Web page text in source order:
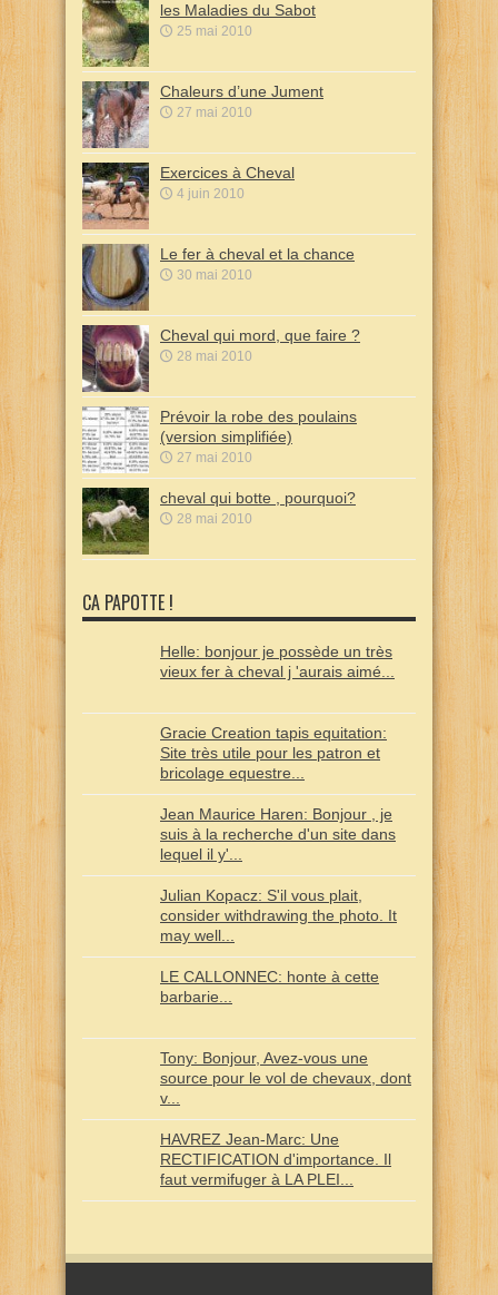
les Maladies du Sabot
25 mai 2010
Chaleurs d’une Jument
27 mai 2010
Exercices à Cheval
4 juin 2010
Le fer à cheval et la chance
30 mai 2010
Cheval qui mord, que faire ?
28 mai 2010
Prévoir la robe des poulains
(version simplifiée)
27 mai 2010
cheval qui botte , pourquoi?
28 mai 2010
CA PAPOTTE !
Helle: bonjour je possède un très
vieux fer à cheval j 'aurais aimé...
Gracie Creation tapis equitation:
Site très utile pour les patron et
bricolage equestre...
Jean Maurice Haren: Bonjour , je
suis à la recherche d'un site dans
lequel il y'...
Julian Kopacz: S'il vous plait,
consider withdrawing the photo. It
may well...
LE CALLONNEC: honte à cette
barbarie...
Tony: Bonjour, Avez-vous une
source pour le vol de chevaux, dont
v...
HAVREZ Jean-Marc: Une
RECTIFICATION d'importance. Il
faut vermifuger à LA PLEI...